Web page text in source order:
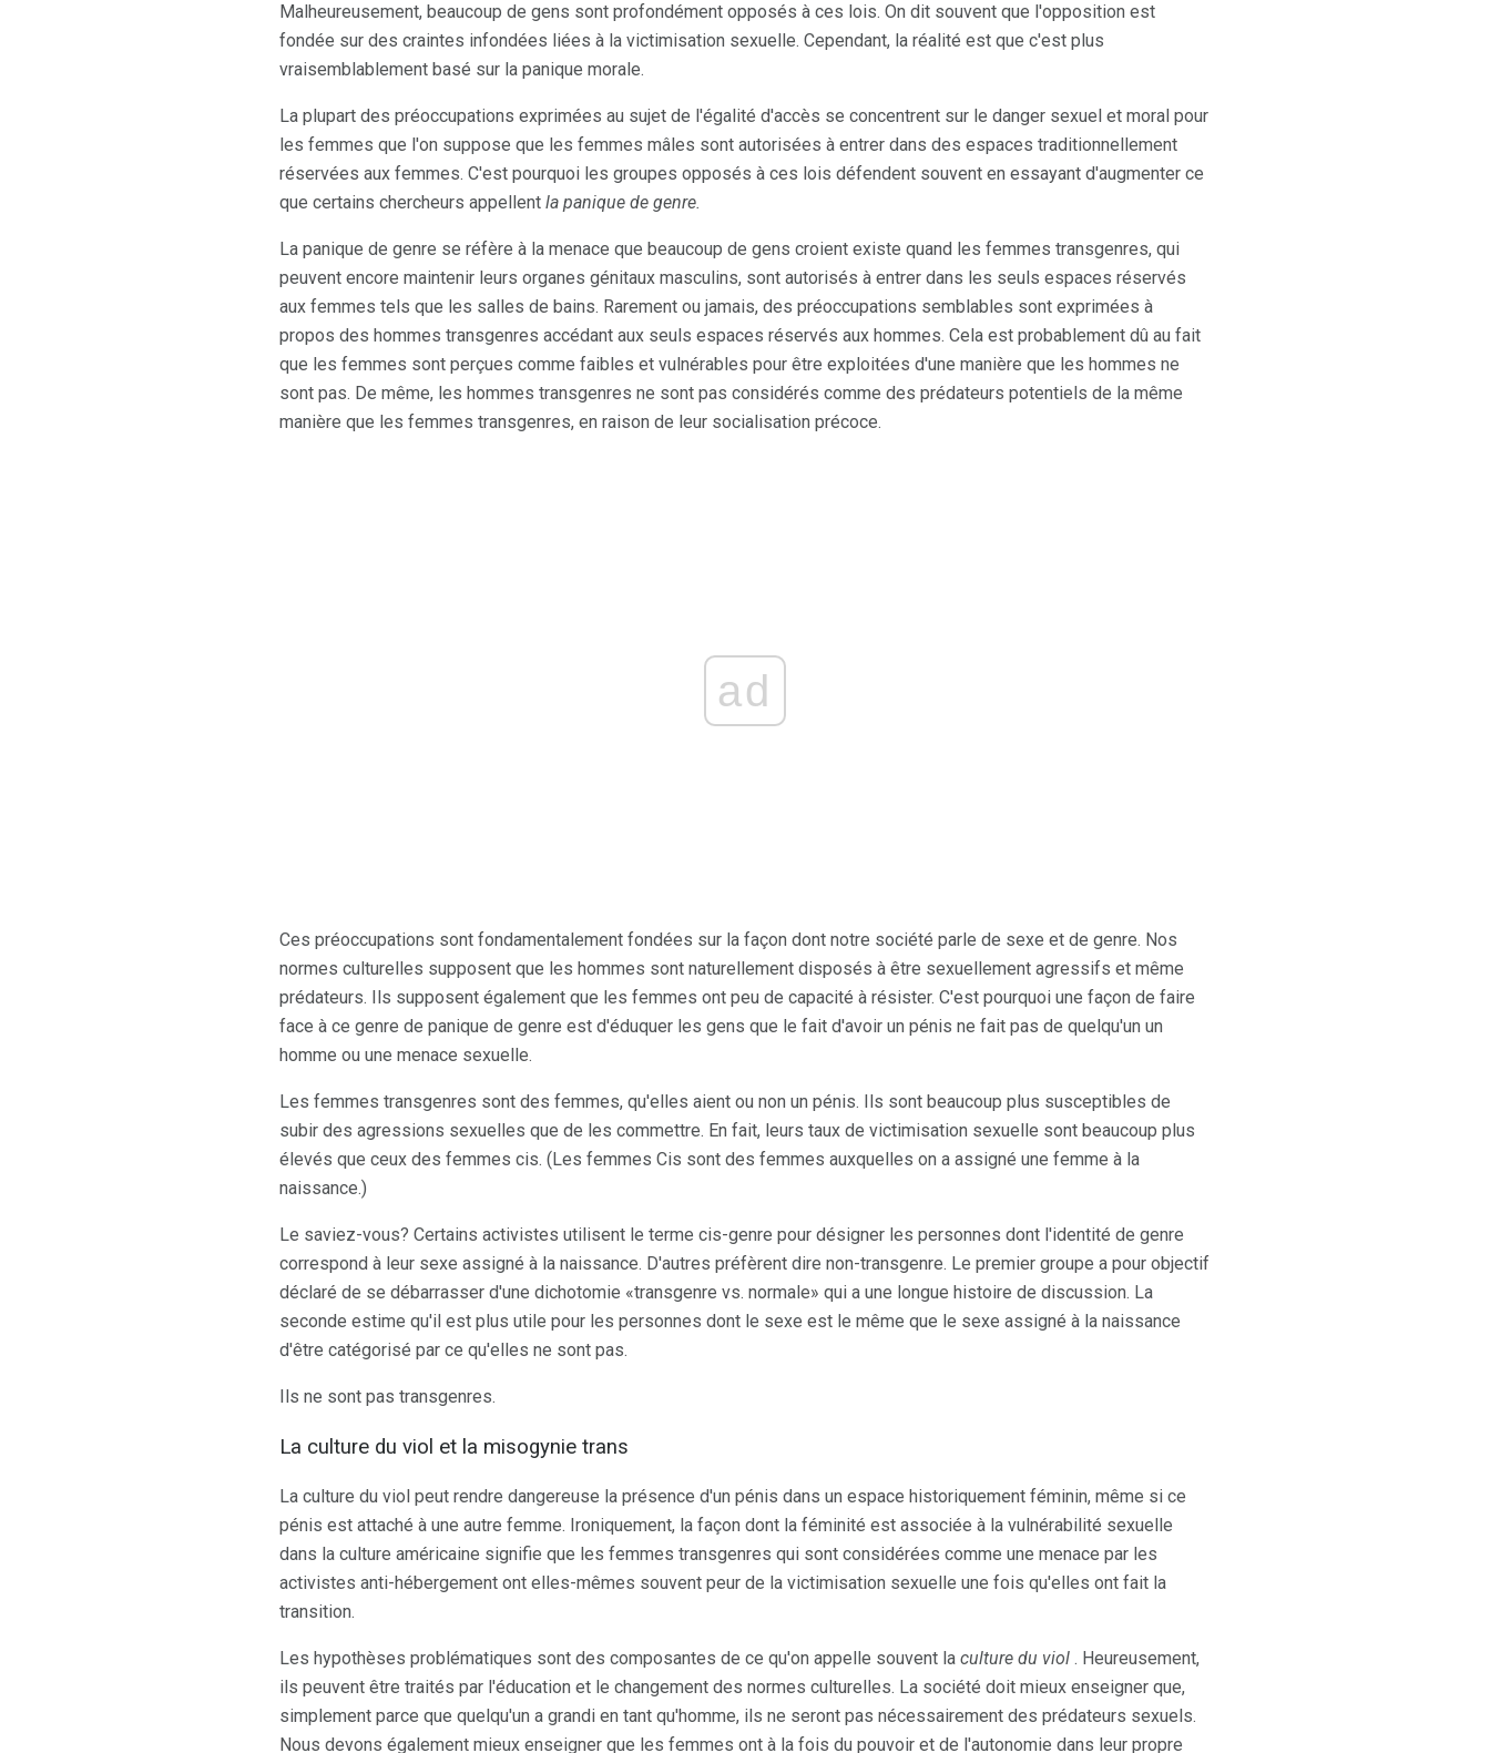
Malheureusement, beaucoup de gens sont profondément opposés à ces lois. On dit souvent que l'opposition est
fondée sur des craintes infondées liées à la victimisation sexuelle. Cependant, la réalité est que c'est plus
vraisemblablement basé sur la panique morale.
La plupart des préoccupations exprimées au sujet de l'égalité d'accès se concentrent sur le danger sexuel et moral pour
les femmes que l'on suppose que les femmes mâles sont autorisées à entrer dans des espaces traditionnellement
réservées aux femmes. C'est pourquoi les groupes opposés à ces lois défendent souvent en essayant d'augmenter ce
que certains chercheurs appellent la panique de genre.
La panique de genre se réfère à la menace que beaucoup de gens croient existe quand les femmes transgenres, qui
peuvent encore maintenir leurs organes génitaux masculins, sont autorisés à entrer dans les seuls espaces réservés
aux femmes tels que les salles de bains. Rarement ou jamais, des préoccupations semblables sont exprimées à
propos des hommes transgenres accédant aux seuls espaces réservés aux hommes. Cela est probablement dû au fait
que les femmes sont perçues comme faibles et vulnérables pour être exploitées d'une manière que les hommes ne
sont pas. De même, les hommes transgenres ne sont pas considérés comme des prédateurs potentiels de la même
manière que les femmes transgenres, en raison de leur socialisation précoce.
ad
Ces préoccupations sont fondamentalement fondées sur la façon dont notre société parle de sexe et de genre. Nos
normes culturelles supposent que les hommes sont naturellement disposés à être sexuellement agressifs et même
prédateurs. Ils supposent également que les femmes ont peu de capacité à résister. C'est pourquoi une façon de faire
face à ce genre de panique de genre est d'éduquer les gens que le fait d'avoir un pénis ne fait pas de quelqu'un un
homme ou une menace sexuelle.
Les femmes transgenres sont des femmes, qu'elles aient ou non un pénis. Ils sont beaucoup plus susceptibles de
subir des agressions sexuelles que de les commettre. En fait, leurs taux de victimisation sexuelle sont beaucoup plus
élevés que ceux des femmes cis. (Les femmes Cis sont des femmes auxquelles on a assigné une femme à la
naissance.)
Le saviez-vous? Certains activistes utilisent le terme cis-genre pour désigner les personnes dont l'identité de genre
correspond à leur sexe assigné à la naissance. D'autres préfèrent dire non-transgenre. Le premier groupe a pour objectif
déclaré de se débarrasser d'une dichotomie «transgenre vs. normale» qui a une longue histoire de discussion. La
seconde estime qu'il est plus utile pour les personnes dont le sexe est le même que le sexe assigné à la naissance
d'être catégorisé par ce qu'elles ne sont pas.
Ils ne sont pas transgenres.
La culture du viol et la misogynie trans
La culture du viol peut rendre dangereuse la présence d'un pénis dans un espace historiquement féminin, même si ce
pénis est attaché à une autre femme. Ironiquement, la façon dont la féminité est associée à la vulnérabilité sexuelle
dans la culture américaine signifie que les femmes transgenres qui sont considérées comme une menace par les
activistes anti-hébergement ont elles-mêmes souvent peur de la victimisation sexuelle une fois qu'elles ont fait la
transition.
Les hypothèses problématiques sont des composantes de ce qu'on appelle souvent la culture du viol . Heureusement,
ils peuvent être traités par l'éducation et le changement des normes culturelles. La société doit mieux enseigner que,
simplement parce que quelqu'un a grandi en tant qu'homme, ils ne seront pas nécessairement des prédateurs sexuels.
Nous devons également mieux enseigner que les femmes ont à la fois du pouvoir et de l'autonomie dans leur propre